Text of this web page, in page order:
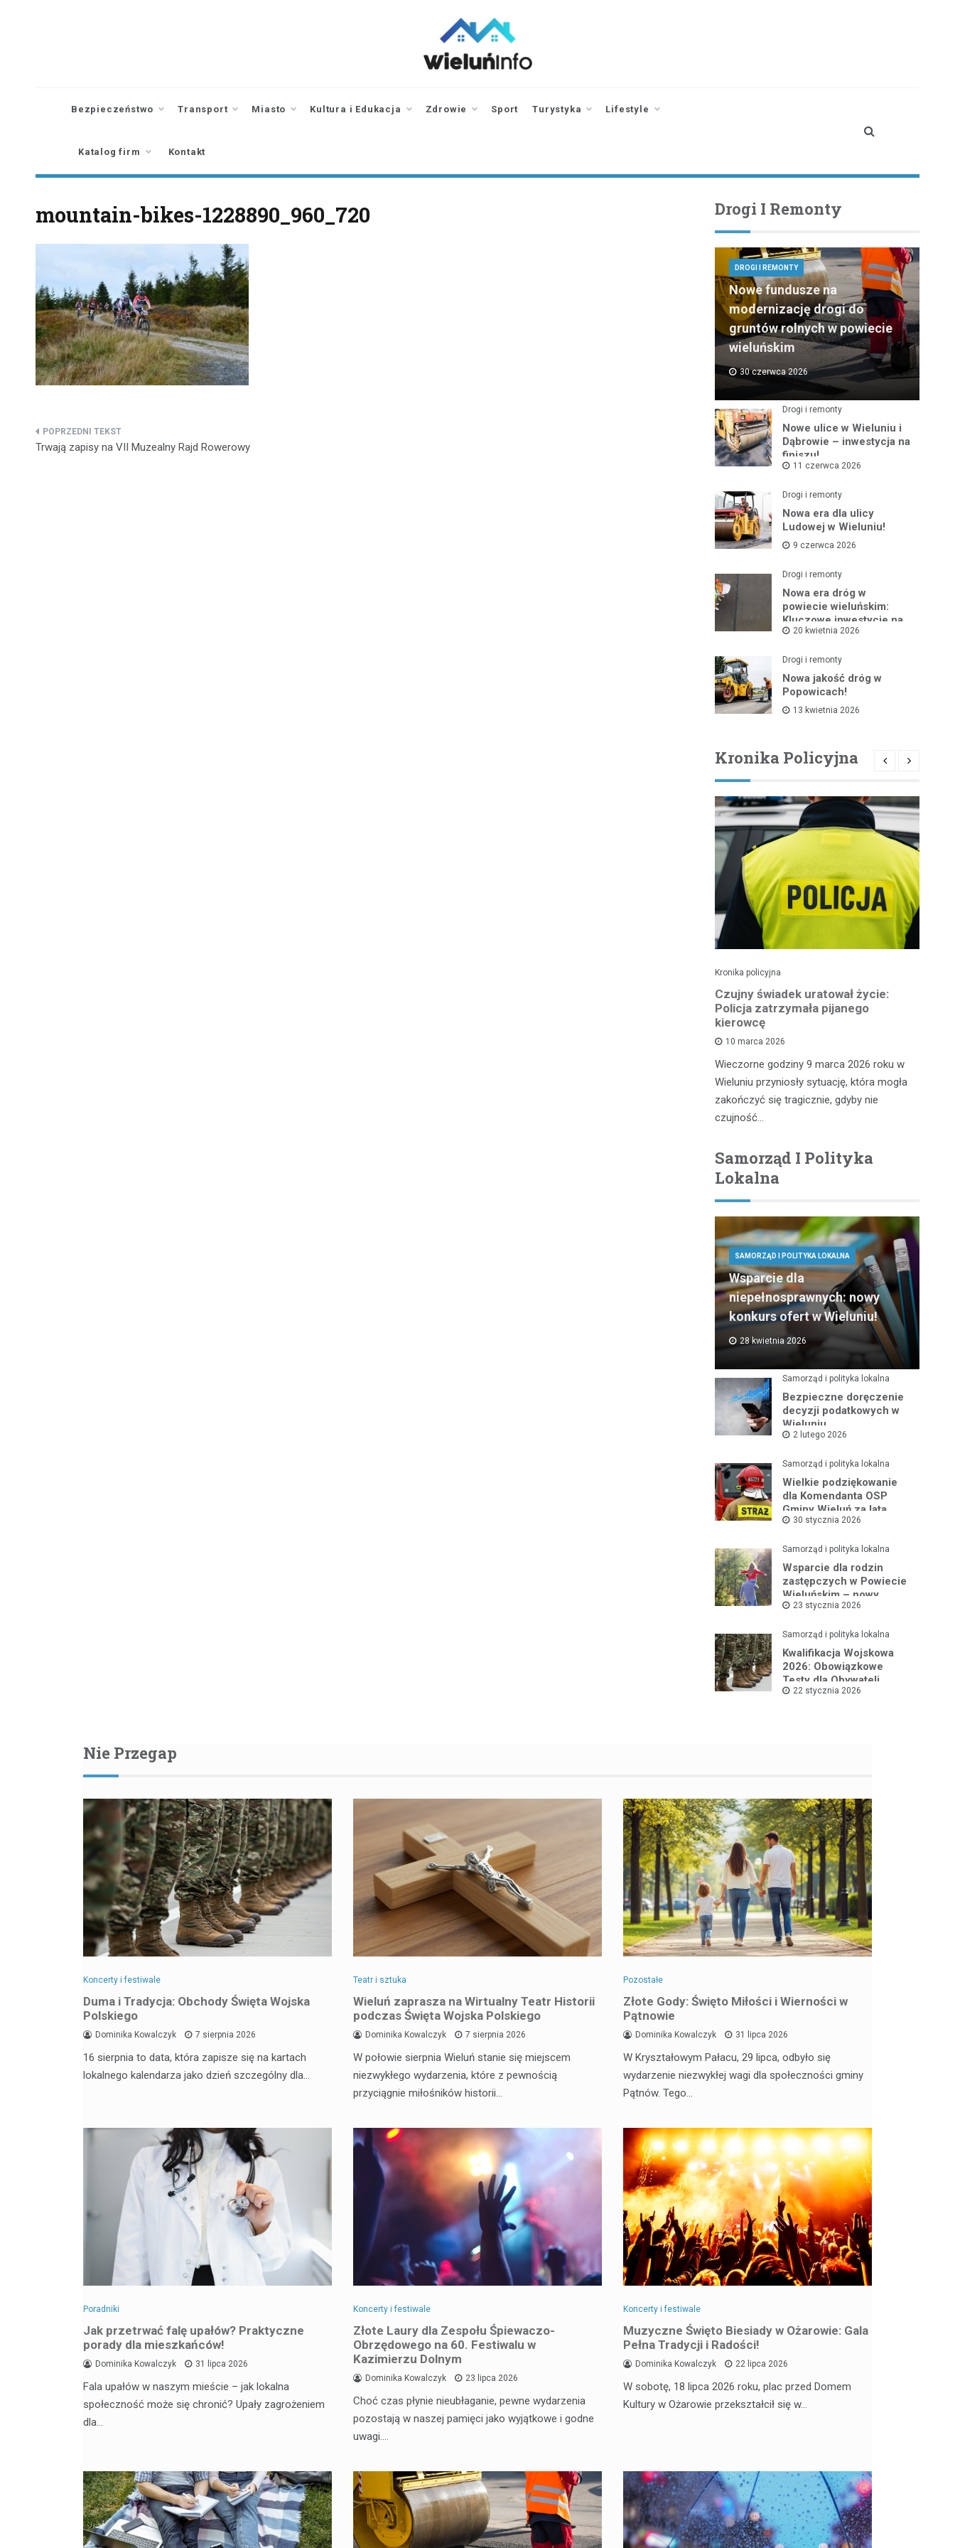
okolic
Bezpieczeństwo Transport Miasto Kultura i Edukacja Zdrowie Sport Turystyka Lifestyle
Katalog firm Kontakt
mountain-bikes-1228890_960_720
Nawigacja
Trwają zapisy na VII Muzealny Rajd Rowerowy
Drogi I Remonty
DROGI I REMONTY
Nowe fundusze na
modernizację drogi do
gruntów rolnych w powiecie
wieluńskim
30 czerwca 2026
Drogi i remonty
Nowe ulice w Wieluniu i
Dąbrowie – inwestycja na
finiszu!
11 czerwca 2026
Drogi i remonty
Nowa era dla ulicy
Ludowej w Wieluniu!
9 czerwca 2026
Drogi i remonty
Nowa era dróg w
powiecie wieluńskim:
Kluczowe inwestycje na
horyzoncie
20 kwietnia 2026
Drogi i remonty
Nowa jakość dróg w
Popowicach!
13 kwietnia 2026
Kronika Policyjna
Kronika policyjna
Czujny świadek uratował życie:
Policja zatrzymała pijanego
kierowcę
10 marca 2026
Wieczorne godziny 9 marca 2026 roku w
Wieluniu przyniosły sytuację, która mogła
zakończyć się tragicznie, gdyby nie
czujność…
Samorząd I Polityka
Lokalna
SAMORZĄD I POLITYKA LOKALNA
Wsparcie dla
niepełnosprawnych: nowy
konkurs ofert w Wieluniu!
28 kwietnia 2026
Samorząd i polityka lokalna
Bezpieczne doręczenie
decyzji podatkowych w
Wieluniu
2 lutego 2026
Samorząd i polityka lokalna
Wielkie podziękowanie
dla Komendanta OSP
Gminy Wieluń za lata
służby
30 stycznia 2026
Samorząd i polityka lokalna
Wsparcie dla rodzin
zastępczych w Powiecie
Wieluńskim – nowy
projekt na rzecz dzieci
23 stycznia 2026
Samorząd i polityka lokalna
Kwalifikacja Wojskowa
2026: Obowiązkowe
Testy dla Obywateli
22 stycznia 2026
Nie Przegap
Koncerty i festiwale
Duma i Tradycja: Obchody Święta Wojska
Polskiego
Dominika Kowalczyk 7 sierpnia 2026
16 sierpnia to data, która zapisze się na kartach
lokalnego kalendarza jako dzień szczególny dla…
Teatr i sztuka
Wieluń zaprasza na Wirtualny Teatr Historii
podczas Święta Wojska Polskiego
Dominika Kowalczyk 7 sierpnia 2026
W połowie sierpnia Wieluń stanie się miejscem
niezwykłego wydarzenia, które z pewnością
przyciągnie miłośników historii…
Pozostałe
Złote Gody: Święto Miłości i Wierności w
Pątnowie
Dominika Kowalczyk 31 lipca 2026
W Kryształowym Pałacu, 29 lipca, odbyło się
wydarzenie niezwykłej wagi dla społeczności gminy
Pątnów. Tego…
Poradniki
Jak przetrwać falę upałów? Praktyczne
porady dla mieszkańców!
Dominika Kowalczyk 31 lipca 2026
Fala upałów w naszym mieście – jak lokalna
społeczność może się chronić? Upały zagrożeniem
dla…
Koncerty i festiwale
Złote Laury dla Zespołu Śpiewaczo-
Obrzędowego na 60. Festiwalu w
Kazimierzu Dolnym
Dominika Kowalczyk 23 lipca 2026
Choć czas płynie nieubłaganie, pewne wydarzenia
pozostają w naszej pamięci jako wyjątkowe i godne
uwagi.…
Koncerty i festiwale
Muzyczne Święto Biesiady w Ożarowie: Gala
Pełna Tradycji i Radości!
Dominika Kowalczyk 22 lipca 2026
W sobotę, 18 lipca 2026 roku, plac przed Domem
Kultury w Ożarowie przekształcił się w…